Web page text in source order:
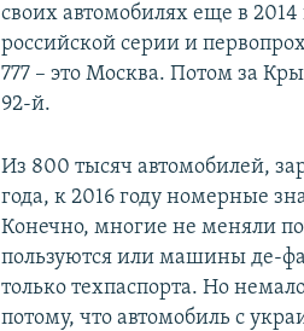
своих автомобилях еще в
российской серии и
777 – это Москва. Потом за
92-й.
Из 800 тысяч автомобилей,
года, к 2016 году номерные
Конечно, многие не меняли
пользуются или машины де-
только техпаспорта. Но
потому, что автомобиль с